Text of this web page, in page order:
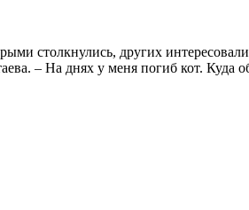
столкнулись, других
– На днях у меня погиб кот. Куда